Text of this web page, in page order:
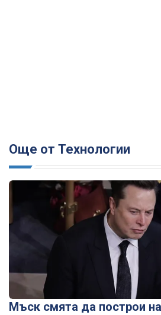
Още от Технологии
Мъск смята да построи